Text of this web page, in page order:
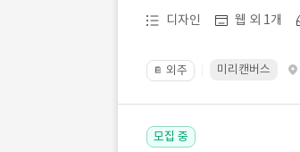
디자인 웹 외 1개
📔 외주 미리캔버스
모집 중